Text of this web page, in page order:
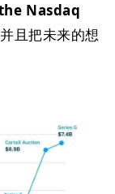
Nasdaq
且把未来的想